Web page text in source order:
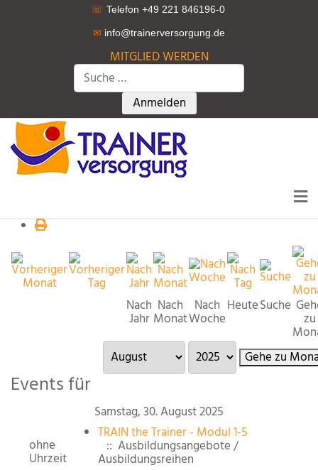
☏ Telefon +49 221 846196-0
✉ info@trainerversorgung.de
MITGLIED WERDEN
Suchen
Type 2 or more characters for
Anmelden
Nach
Jahr
Nach
Monat
Nach
Woche
HeuteSuche
zu
Gehe zu
Events für
Samstag, 30. August 2025
ohne
Uhrzeit
TRAIN the Trainer - Modul 1-5
:: Ausbildungsangebote /
Ausbildungsreihen